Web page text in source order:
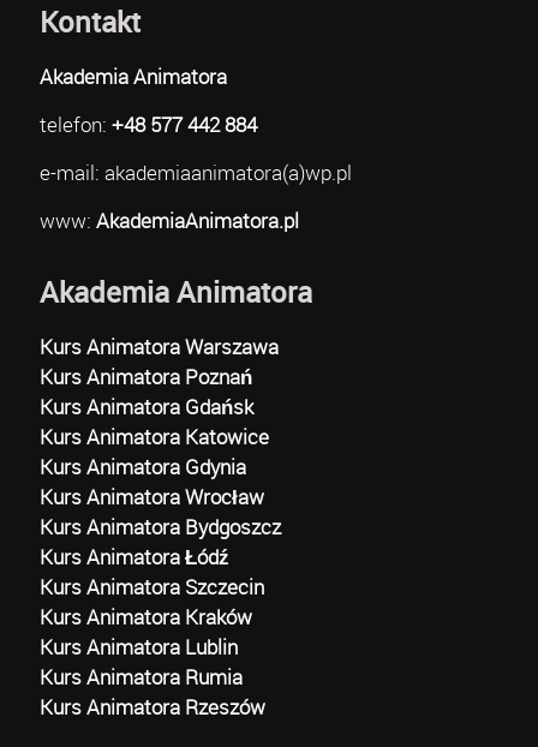
Kontakt
Akademia Animatora
telefon: +48 577 442 884
e-mail: akademiaanimatora(a)wp.pl
www: AkademiaAnimatora.pl
Akademia Animatora
Kurs Animatora Warszawa
Kurs Animatora Poznań
Kurs Animatora Gdańsk
Kurs Animatora Katowice
Kurs Animatora Gdynia
Kurs Animatora Wrocław
Kurs Animatora Bydgoszcz
Kurs Animatora Łódź
Kurs Animatora Szczecin
Kurs Animatora Kraków
Kurs Animatora Lublin
Kurs Animatora Rumia
Kurs Animatora Rzeszów